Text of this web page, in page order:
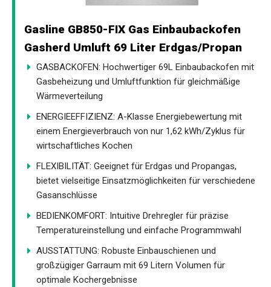
Gasline GB850-FIX Gas Einbaubackofen
Gasherd Umluft 69 Liter Erdgas/Propan
GASBACKOFEN: Hochwertiger 69L Einbaubackofen mit
Gasbeheizung und Umluftfunktion für gleichmäßige
Wärmeverteilung
ENERGIEEFFIZIENZ: A-Klasse Energiebewertung mit
einem Energieverbrauch von nur 1,62 kWh/Zyklus für
wirtschaftliches Kochen
FLEXIBILITÄT: Geeignet für Erdgas und Propangas,
bietet vielseitige Einsatzmöglichkeiten für verschiedene
Gasanschlüsse
BEDIENKOMFORT: Intuitive Drehregler für präzise
Temperatureinstellung und einfache Programmwahl
AUSSTATTUNG: Robuste Einbauschienen und
großzügiger Garraum mit 69 Litern Volumen für
optimale Kochergebnisse